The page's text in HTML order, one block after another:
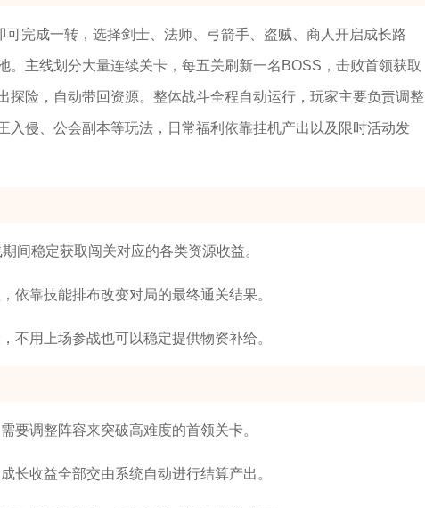
完成一转，选择剑士、法师、弓箭手、盗贼、商人开启成长路
主线划分大量连续关卡，每五关刷新一名BOSS，击败首领获取
探险，自动带回资源。整体战斗全程自动运行，玩家主要负责调整
入侵、公会副本等玩法，日常福利依靠挂机产出以及限时活动发
间稳定获取闯关对应的各类资源收益。
依靠技能排布改变对局的最终通关结果。
不用上场参战也可以稳定提供物资补给。
要调整阵容来突破高难度的首领关卡。
长收益全部交由系统自动进行结算产出。